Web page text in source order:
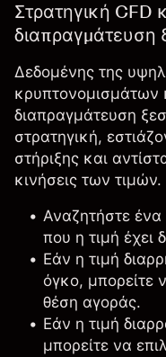
Στρατηγική CFD
διαπραγμάτευση
Δεδομένης της
κρυπτονομισμάτων
διαπραγμάτευση
στρατηγική,
στήριξης και
κινήσεις των τιμών.
Αναζητήστε ένα
που η τιμή έχει
Εάν η τιμή
όγκο, μπορείτε
θέση αγοράς.
Εάν η τιμή
μπορείτε να